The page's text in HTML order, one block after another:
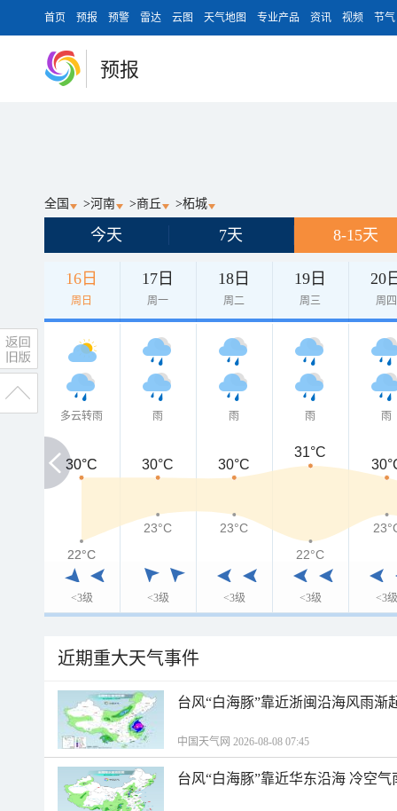
首页 预报 预警 雷达 云图 天气地图 专业产品 资讯 视频 节气
预报
全国 >河南 >商丘 >柘城
今天 7天 8-15天
16日
周日
17日
周一
18日
周二
19日
周三
20
周四
多云转雨
<3级
雨
<3级
雨
<3级
雨
<3级
雨
<3级
30°C
30°C 30°C 30°C
31°C
22°C
22°C
23°C
23°C
22°C
近期重大天气事件
台风“白海豚”靠近浙闽沿海风雨渐
中国天气网 2026-08-08 07:45
台风“白海豚”靠近华东沿海 冷空